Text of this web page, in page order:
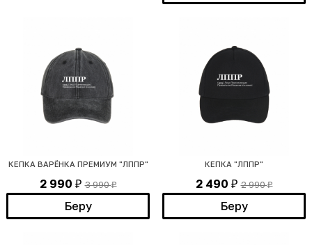
КЕПКА ВАРЁНКА ПРЕМИУМ "ЛППР"
2 990 ₽ 3 990₽
Беру
КЕПКА "ЛППР"
2 490 ₽ 2 990₽
Беру